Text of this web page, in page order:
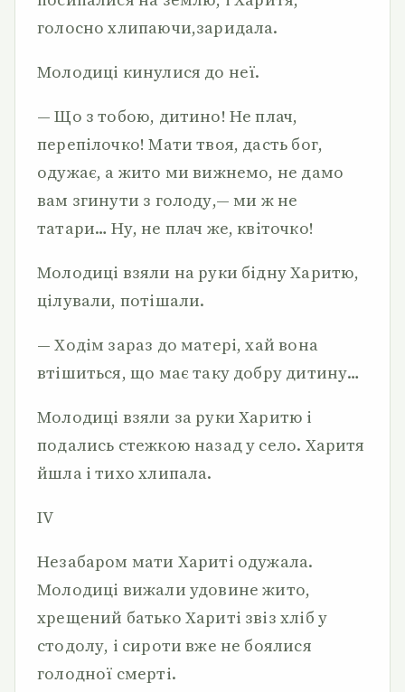
голосно хлипаючи,заридала.
Молодиці кинулися до неї.
— Що з тобою, дитино! Не плач,
перепілочко! Мати твоя, дасть бог,
одужає, а жито ми вижнемо, не дамо
вам згинути з голоду,— ми ж не
татари… Ну, не плач же, квіточко!
Молодиці взяли на руки бідну Харитю,
цілували, потішали.
— Ходім зараз до матері, хай вона
втішиться, що має таку добру дитину…
Молодиці взяли за руки Харитю і
подались стежкою назад у село. Харитя
йшла і тихо хлипала.
IV
Незабаром мати Хариті одужала.
Молодиці вижали удовине жито,
хрещений батько Хариті звіз хліб у
стодолу, і сироти вже не боялися
голодної смерті.